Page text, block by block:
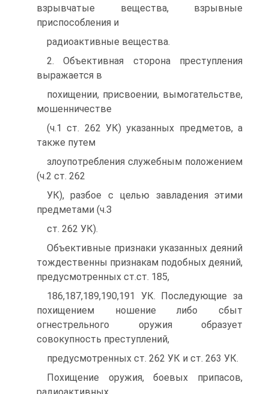
взрывчатые вещества, взрывные
приспособления и
радиоактивные вещества.
2. Объективная сторона преступления
выражается в
похищении, присвоении, вымогательстве,
мошенничестве
(ч.1 ст. 262 УК) указанных предметов, а
также путем
злоупотребления служебным положением
(ч.2 ст. 262
УК), разбое с целью завладения этими
предметами (ч.З
ст. 262 УК).
Объективные признаки указанных деяний
тождественны признакам подобных деяний,
предусмотренных ст.ст. 185,
186,187,189,190,191 УК. Последующие за
похищением ношение либо сбыт
огнестрельного оружия образует
совокупность преступлений,
предусмотренных ст. 262 УК и ст. 263 УК.
Похищение оружия, боевых припасов,